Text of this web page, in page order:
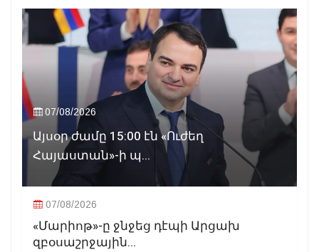
07/08/2026
Այսօր ժամը 15:00 էն «Ուժեղ
Հայաստան»-ի պ...
07/08/2026
«Մարիոթ»-ը ջնջեց դէպի Արցախ
զբօսաշրջային...